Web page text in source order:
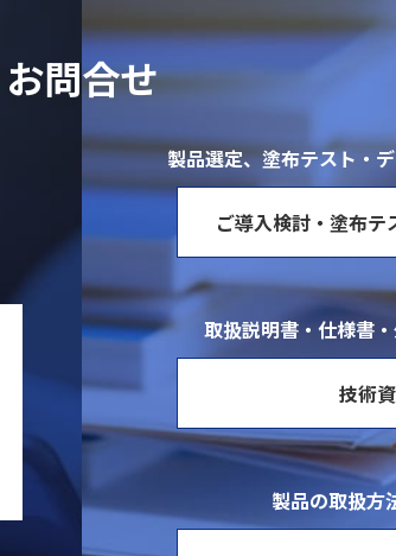
お問合せ
製品選定、塗布テスト・
ご導入検討・塗布
取扱説明書・仕様書
技術
製品の取扱方